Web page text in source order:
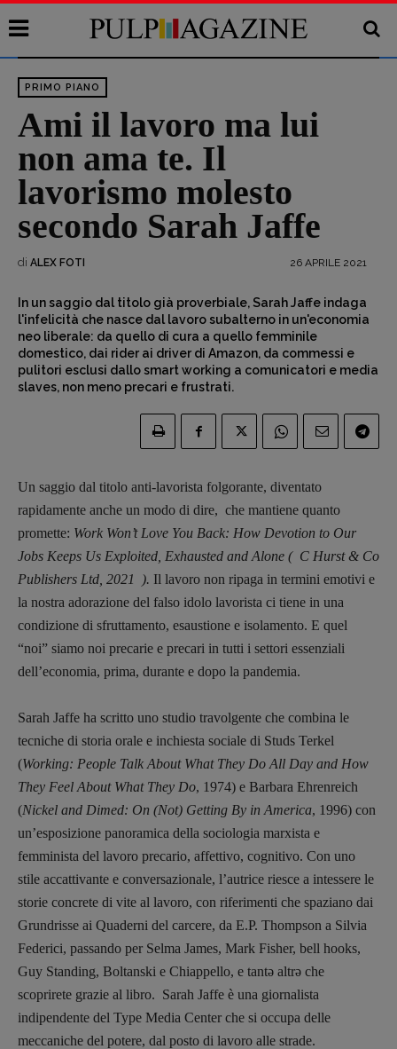
PRIMO PIANO
Ami il lavoro ma lui
non ama te. Il
lavorismo molesto
secondo Sarah Jaffe
di ALEX FOTI 26 APRILE 2021
In un saggio dal titolo già proverbiale, Sarah Jaffe indaga
l'infelicità che nasce dal lavoro subalterno in un'economia
neo liberale: da quello di cura a quello femminile
domestico, dai rider ai driver di Amazon, da commessi e
pulitori esclusi dallo smart working a comunicatori e media
slaves, non meno precari e frustrati.
Un saggio dal titolo anti-lavorista folgorante, diventato
rapidamente anche un modo di dire, che mantiene quanto
promette: Work Won’t Love You Back: How Devotion to Our
Jobs Keeps Us Exploited, Exhausted and Alone ( C Hurst & Co
Publishers Ltd, 2021 ). Il lavoro non ripaga in termini emotivi e
la nostra adorazione del falso idolo lavorista ci tiene in una
condizione di sfruttamento, esaustione e isolamento. E quel
“noi” siamo noi precarie e precari in tutti i settori essenziali
dell’economia, prima, durante e dopo la pandemia.
Sarah Jaffe ha scritto uno studio travolgente che combina le
tecniche di storia orale e inchiesta sociale di Studs Terkel
(Working: People Talk About What They Do All Day and How
They Feel About What They Do, 1974) e Barbara Ehrenreich
(Nickel and Dimed: On (Not) Getting By in America, 1996) con
un’esposizione panoramica della sociologia marxista e
femminista del lavoro precario, affettivo, cognitivo. Con uno
stile accattivante e conversazionale, l’autrice riesce a intessere le
storie concrete di vite al lavoro, con riferimenti che spaziano dai
Grundrisse ai Quaderni del carcere, da E.P. Thompson a Silvia
Federici, passando per Selma James, Mark Fisher, bell hooks,
Guy Standing, Boltanski e Chiappello, e tantə altrə che
scoprirete grazie al libro. Sarah Jaffe è una giornalista
indipendente del Type Media Center che si occupa delle
meccaniche del potere, dal posto di lavoro alle strade.